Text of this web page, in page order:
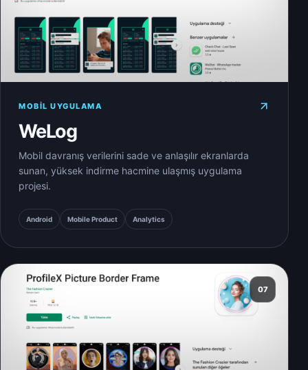
MOBIL UYGULAMA
WeLog
Mobil davranış verilerini sade ve anlaşılır ekranlarda
sunan, yüksek indirme hacmine ulaşmış uygulama
projesi.
Android Mobile Product Analytics
07